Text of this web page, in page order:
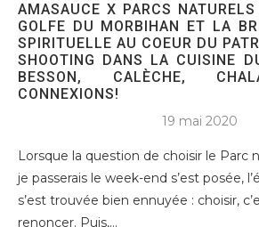
AMASAUCE X PARCS
GOLFE DU MORBIHAN ET LA
SPIRITUELLE AU COEUR DU
SHOOTING DANS LA CUISINE
BESSON, CALÈCHE,
CONNEXIONS!
19 mai 2020
Lorsque la question de choisir le Parc
je passerais le week-end s’est posée,
s’est trouvée bien ennuyée : choisir,
renoncer. Puis,…